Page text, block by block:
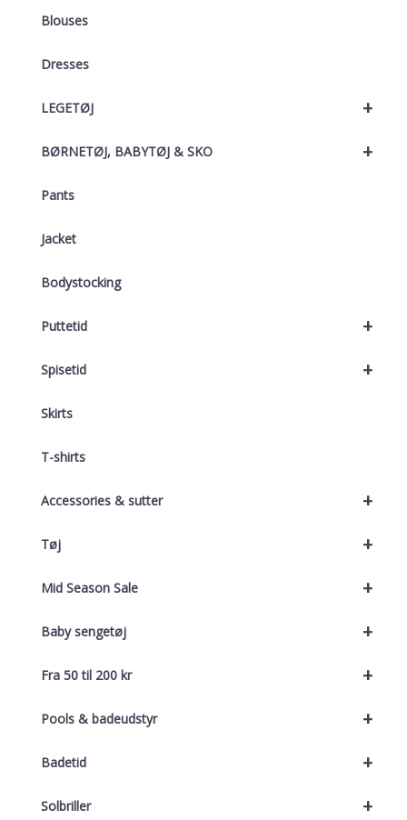
Blouses
Dresses
+
LEGETØJ
+
BØRNETØJ, BABYTØJ & SKO
Pants
Jacket
Bodystocking
+
Puttetid
+
Spisetid
Skirts
T-shirts
+
Accessories & sutter
+
Tøj
+
Mid Season Sale
+
Baby sengetøj
+
Fra 50 til 200 kr
+
Pools & badeudstyr
+
Badetid
+
Solbriller